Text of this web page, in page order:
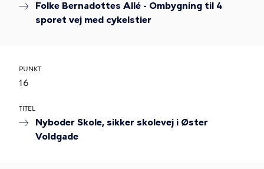
Folke Bernadottes Allé - Ombygning til 4
sporet vej med cykelstier
PUNKT
16
TITEL
Nyboder Skole, sikker skolevej i Øster
Voldgade